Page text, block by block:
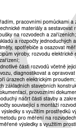
pracovními pomůckami
materiály a sestavovat
na rozvodech a zařízeních;
a rozpočty jednoduchých
spotřebiče a osazovat
výroby, rozvodu
části rozvodů včetně
diagnostikovat a
úrazech elektrickým proudem;
základních stavebních
provozními
náčrt části stavby a
související s montáží
s využitím prostředků
pro měření na
výsledky s využitím